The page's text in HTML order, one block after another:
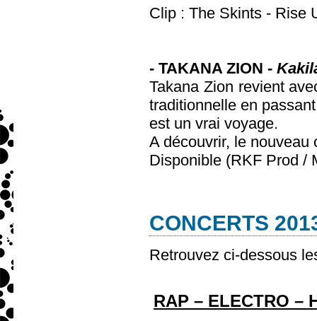
Clip : The Skints - Rise
- TAKANA ZION -
Takana Zion revient
traditionnelle en
est un vrai voyage.
A découvrir, le nouveau
Disponible (RKF Prod /
CONCERTS
Retrouvez ci-dessous
RAP – ELECTRO –